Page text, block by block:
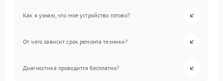
Как я узнаю, что мое устройство готово?
От чего зависит срок ремонта техники?
Диагностика проводится бесплатно?